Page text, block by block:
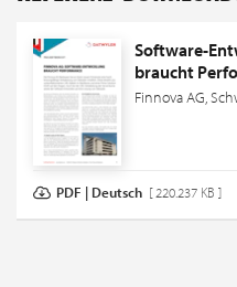
Software-
braucht
Finnova AG,
PDF | Deutsch [ 220.237 KB ]